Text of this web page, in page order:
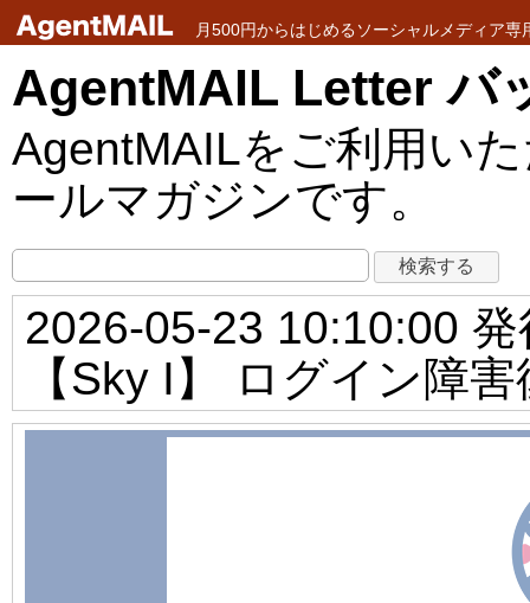
月500円からはじめるソーシャルメディア
AgentMAIL Letter バ
AgentMAILをご利用い
ールマガジンです。
2026-05-23 10:10:00 発
【Sky I】 ログイン障